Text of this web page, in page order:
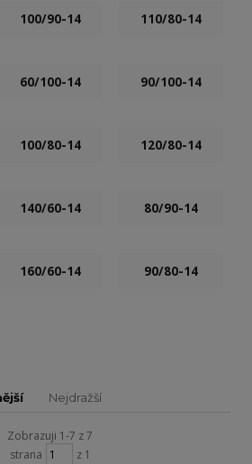
100/90-14 110/80-14
60/100-14 90/100-14
100/80-14 120/80-14
140/60-14 80/90-14
160/60-14 90/80-14
Nejdražší
Zobrazuji 1-7 z 7
strana
z 1